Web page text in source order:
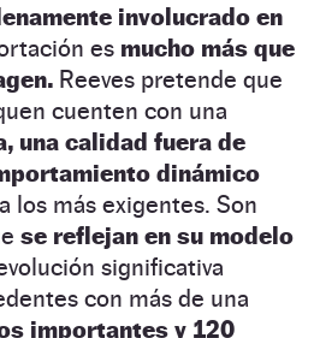
involucrado en
es mucho más que
Reeves pretende que
cuenten con una
una calidad fuera de
dinámico
los más exigentes. Son
se reflejan en su modelo
significativa
con más de una
importantes y 120